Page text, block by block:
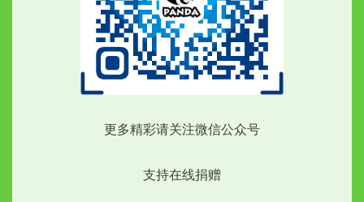
更多精彩请关注微信公众号
支持在线捐赠